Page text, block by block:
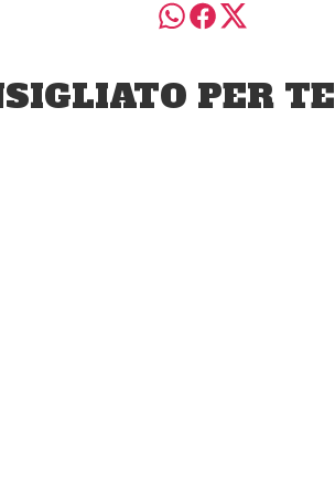
PER TE